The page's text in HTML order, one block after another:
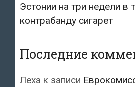
Эстонии на три недели в
контрабанду сигарет
Последние
Леха к записи